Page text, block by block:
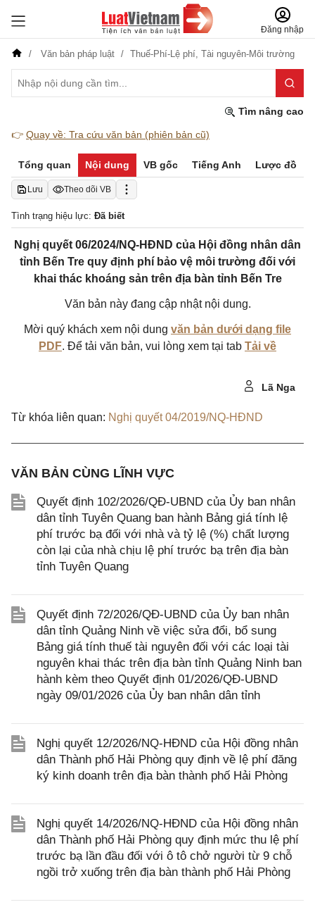
Đăng nhập
Văn bản pháp luật Thuế-Phí-Lệ phí, Tài nguyên-Môi trường
Tìm nâng cao
👉 Quay về: Tra cứu văn bản (phiên bản cũ)
Tổng quan Nội dung VB gốc Tiếng Anh Lược đồ
Lưu Theo dõi VB
Tình trạng hiệu lực: Đã biết
Nghị quyết 06/2024/NQ-HĐND của Hội đồng nhân dân
tỉnh Bến Tre quy định phí bảo vệ môi trường đối với
khai thác khoáng sản trên địa bàn tỉnh Bến Tre
Văn bản này đang cập nhật nội dung.
Mời quý khách xem nội dung văn bản dưới dạng file
PDF. Để tải văn bản, vui lòng xem tại tab Tải về
Lã Nga
Từ khóa liên quan: Nghị quyết 04/2019/NQ-HĐND
VĂN BẢN CÙNG LĨNH VỰC
Quyết định 102/2026/QĐ-UBND của Ủy ban nhân
dân tỉnh Tuyên Quang ban hành Bảng giá tính lệ
phí trước bạ đối với nhà và tỷ lệ (%) chất lượng
còn lại của nhà chịu lệ phí trước bạ trên địa bàn
tỉnh Tuyên Quang
Quyết định 72/2026/QĐ-UBND của Ủy ban nhân
dân tỉnh Quảng Ninh về việc sửa đổi, bổ sung
Bảng giá tính thuế tài nguyên đối với các loại tài
nguyên khai thác trên địa bàn tỉnh Quảng Ninh ban
hành kèm theo Quyết định 01/2026/QĐ-UBND
ngày 09/01/2026 của Ủy ban nhân dân tỉnh
Nghị quyết 12/2026/NQ-HĐND của Hội đồng nhân
dân Thành phố Hải Phòng quy định về lệ phí đăng
ký kinh doanh trên địa bàn thành phố Hải Phòng
Nghị quyết 14/2026/NQ-HĐND của Hội đồng nhân
dân Thành phố Hải Phòng quy định mức thu lệ phí
trước bạ lần đầu đối với ô tô chở người từ 9 chỗ
ngồi trở xuống trên địa bàn thành phố Hải Phòng